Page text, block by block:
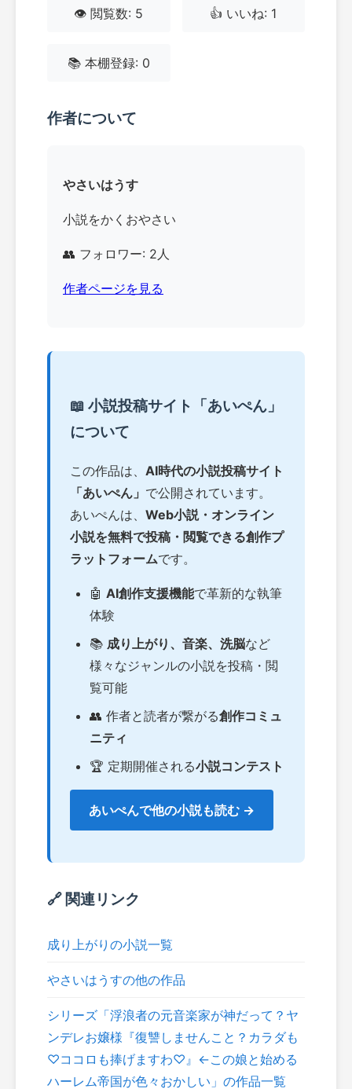
👁️ 閲覧数: 5 👍 いいね: 1
📚 本棚登録: 0
作者について
やさいはうす
小説をかくおやさい
👥 フォロワー: 2人
作者ページを見る
📖 小説投稿サイト「あいぺん」
について
この作品は、 AI時代の小説投稿サイト
「あいぺん」 で公開されています。
あいぺんは、 Web小説・オンライン
小説を無料で投稿・閲覧できる創作プ
ラットフォームです。
🤖 AI創作支援機能で革新的な執筆
体験
📚 成り上がり、音楽、洗脳など
様々なジャンルの小説を投稿・閲
覧可能
👥 作者と読者が繋がる創作コミュ
ニティ
🏆 定期開催される小説コンテスト
あいぺんで他の小説も読む →
🔗 関連リンク
成り上がりの小説一覧
やさいはうすの他の作品
シリーズ「浮浪者の元音楽家が神だって？ヤ
ンデレお嬢様『復讐しませんこと？カラダも
♡ココロも捧げますわ♡』←この娘と始める
ハーレム帝国が色々おかしい」の作品一覧